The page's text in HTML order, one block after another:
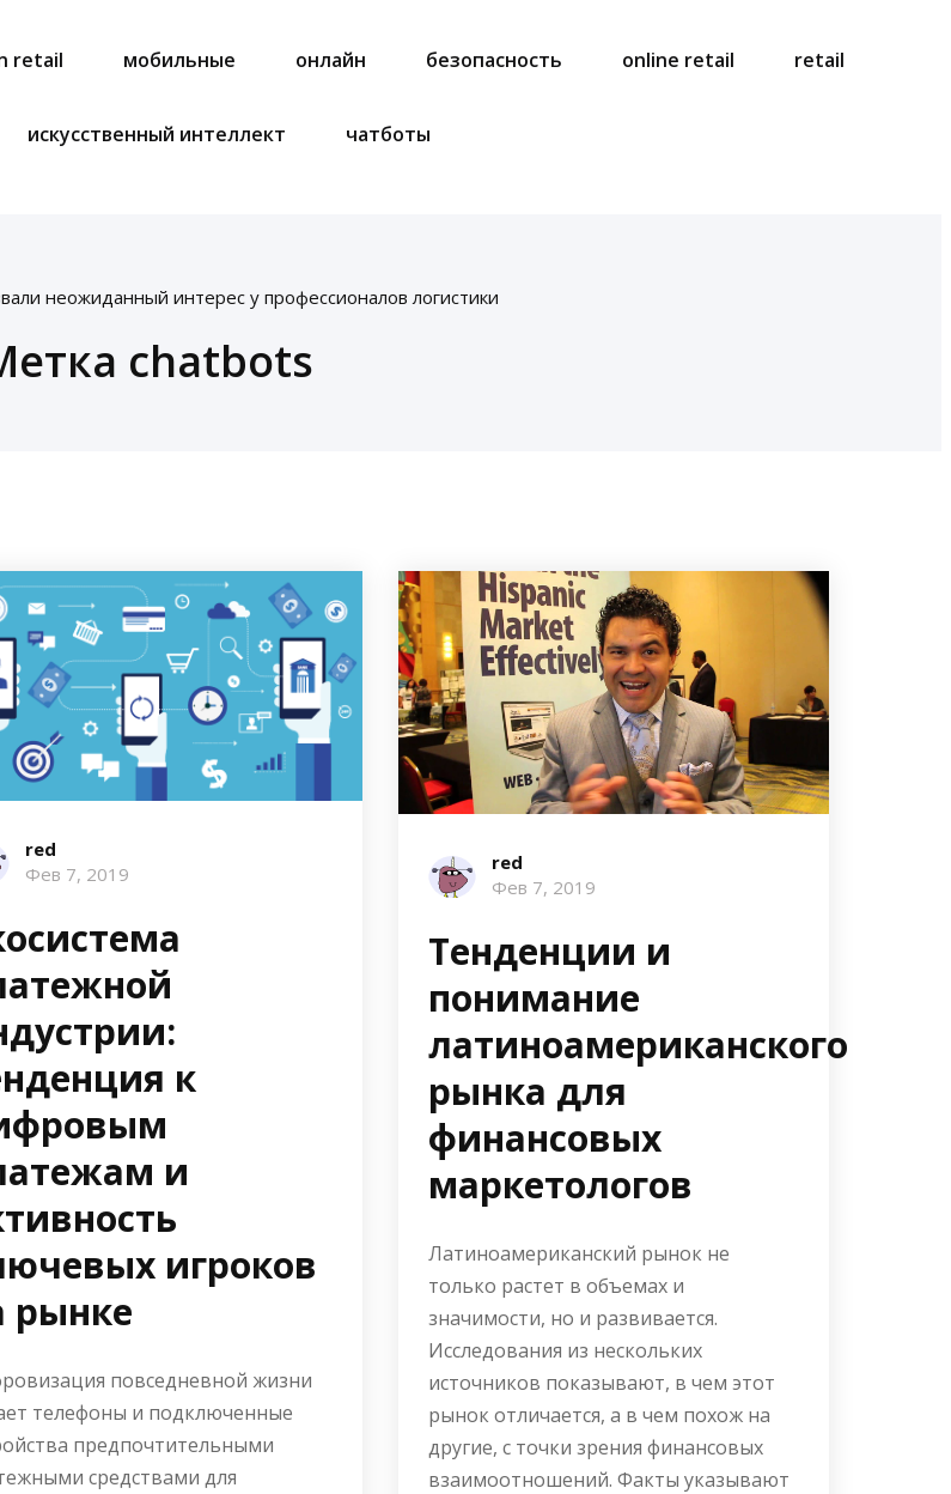
retail мобильные онлайн безопасность online retail retail
искусственный интеллект чатботы
неожиданный интерес у профессионалов логистики
chatbots
red
Фев 7, 2019
к
и
игроков
рынке
повседневной жизни
телефоны и подключенные
предпочтительными
средствами для
red
Фев 7, 2019
Тенденции и
понимание
латиноамериканского
рынка для
финансовых
маркетологов
Латиноамериканский рынок не
только растет в объемах и
значимости, но и развивается.
Исследования из нескольких
источников показывают, в чем этот
рынок отличается, а в чем похож на
другие, с точки зрения финансовых
взаимоотношений. Факты указывают